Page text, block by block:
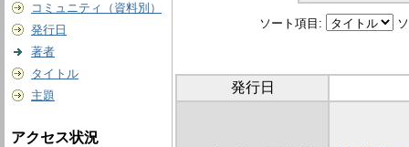
コミュニティ（資料別）
発行日
著者
タイトル
主題
アクセス状況
ソート項目:
発行日